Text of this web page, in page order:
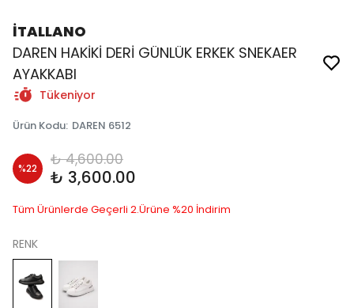
İTALLANO
DAREN HAKİKİ DERİ GÜNLÜK ERKEK SNEKAER
AYAKKABI
Tükeniyor
Ürün Kodu: DAREN 6512
%22 ₺ 4,600.00
₺ 3,600.00
Tüm Ürünlerde Geçerli 2.Ürüne %20 İndirim
RENK